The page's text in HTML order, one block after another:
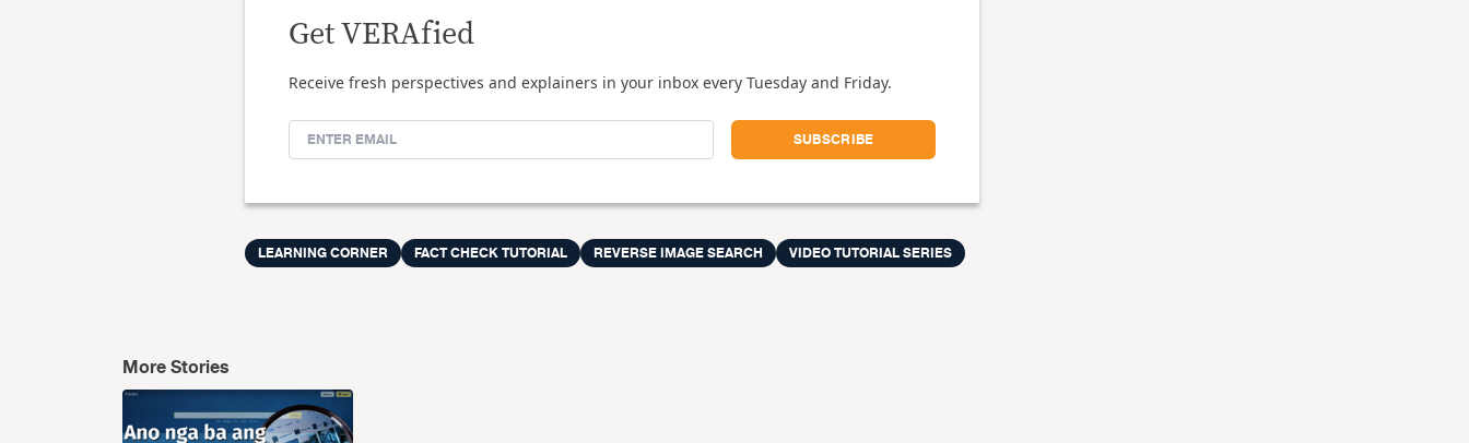
Get VERAfied
Receive fresh perspectives and explainers in your inbox every Tuesday and Friday.
LEARNING CORNER FACT CHECK TUTORIAL REVERSE IMAGE SEARCH VIDEO TUTORIAL SERIES
More Stories